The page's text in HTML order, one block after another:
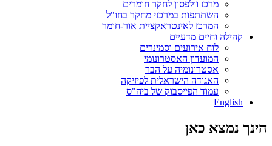
מרכז וולפסון לחקר חומרים
השתתפות במרכזי מחקר בחו"ל
המרכז לאינטראקציית אור-חומר
קהילה וחיים מדעיים
לוח אירועים וסמינרים
המועדון האסטרונומי
אסטרונומיה על הבר
האגודה הישראלית לפיזיקה
עמוד הפייסבוק של ביה"ס
English
הינך נמצא כאן